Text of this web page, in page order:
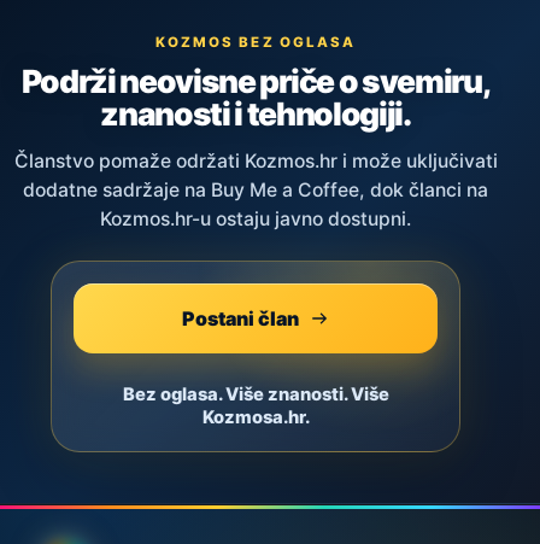
KOZMOS BEZ OGLASA
Podrži neovisne priče o svemiru,
znanosti i tehnologiji.
Članstvo pomaže održati Kozmos.hr i može uključivati
dodatne sadržaje na Buy Me a Coffee, dok članci na
Kozmos.hr-u ostaju javno dostupni.
Postani član
Bez oglasa. Više znanosti. Više
Kozmosa.hr.